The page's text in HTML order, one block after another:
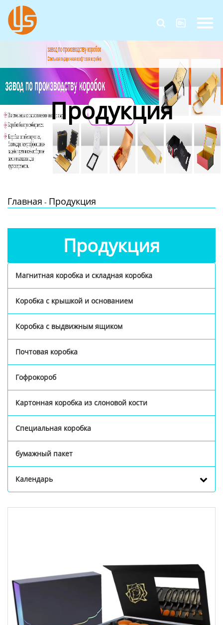
 
Главная
Продукция
О Нас
Контакты Продукция
Главная - Продукция
Продукция
Магнитная коробка и складная коробка
Коробка с крышкой и основанием
Коробка с выдвижным ящиком
Почтовая коробка
Гофрокороб
Картонная коробка из слоновой кости
Специальная коробка
бумажный пакет
Календарь